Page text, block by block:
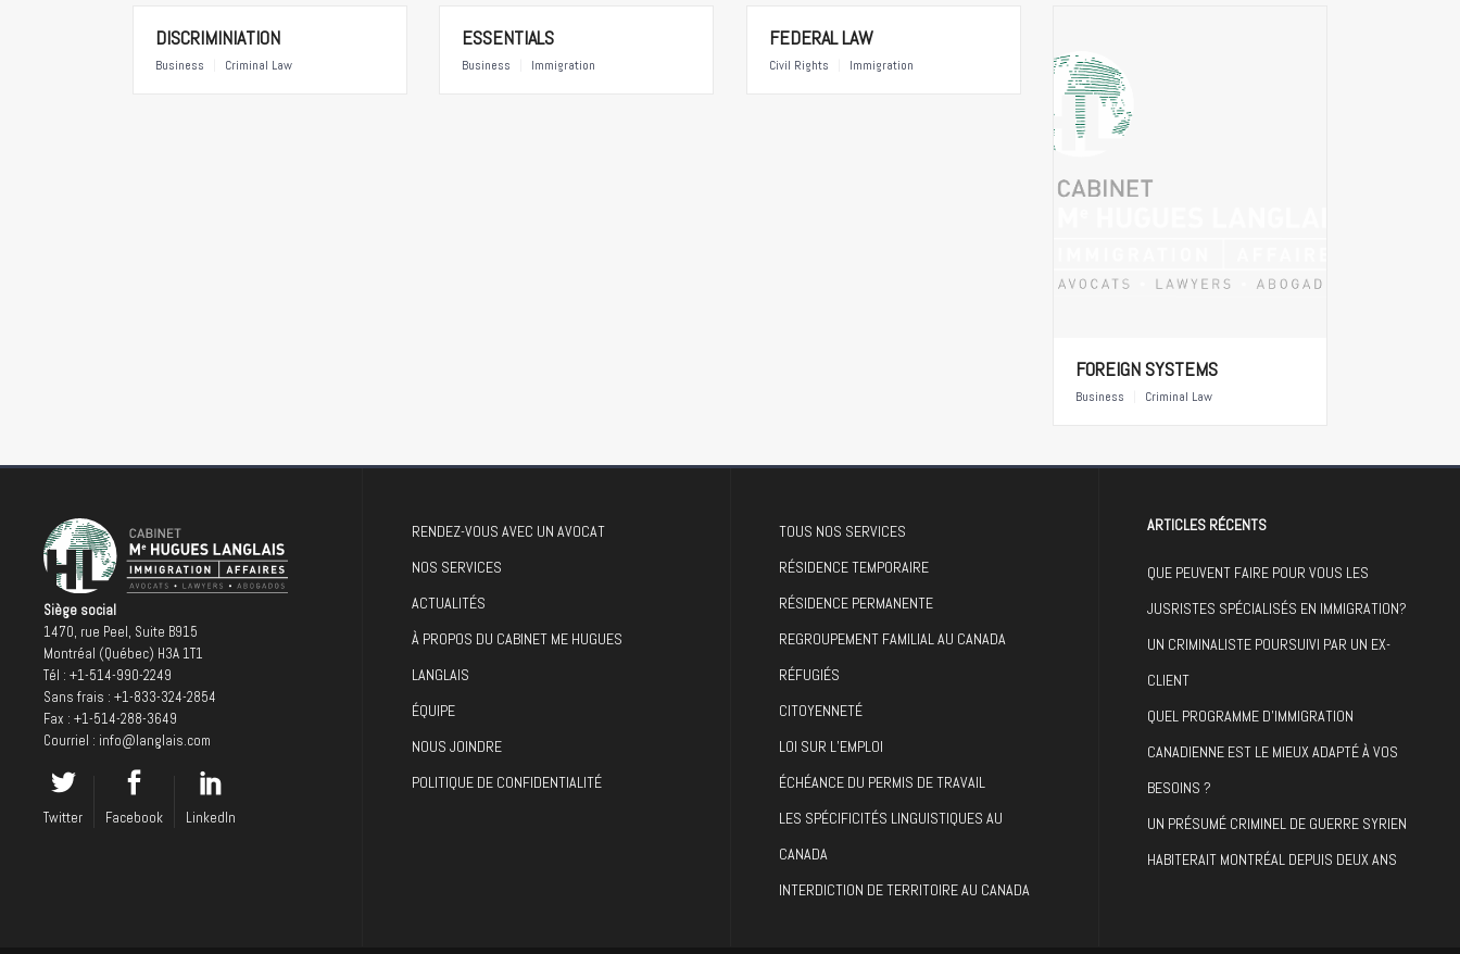
DISCRIMINIATION
Business Criminal Law
ESSENTIALS
Business Immigration
FEDERAL LAW
Civil Rights Immigration
FOREIGN SYSTEMS
Business Criminal Law
Siège social
1470, rue Peel, Suite B915
Montréal (Québec) H3A 1T1
Tél : +1-514-990-2249
Sans frais : +1-833-324-2854
Fax : +1-514-288-3649
Courriel : info@langlais.com
Twitter Facebook LinkedIn
RENDEZ-VOUS AVEC UN AVOCAT
NOS SERVICES
ACTUALITÉS
À PROPOS DU CABINET ME HUGUES
LANGLAIS
ÉQUIPE
NOUS JOINDRE
POLITIQUE DE CONFIDENTIALITÉ
TOUS NOS SERVICES
RÉSIDENCE TEMPORAIRE
RÉSIDENCE PERMANENTE
REGROUPEMENT FAMILIAL AU CANADA
RÉFUGIÉS
CITOYENNETÉ
LOI SUR L’EMPLOI
ÉCHÉANCE DU PERMIS DE TRAVAIL
LES SPÉCIFICITÉS LINGUISTIQUES AU
CANADA
INTERDICTION DE TERRITOIRE AU CANADA
ARTICLES RÉCENTS
QUE PEUVENT FAIRE POUR VOUS LES
JUSRISTES SPÉCIALISÉS EN IMMIGRATION?
UN CRIMINALISTE POURSUIVI PAR UN EX-
CLIENT
QUEL PROGRAMME D’IMMIGRATION
CANADIENNE EST LE MIEUX ADAPTÉ À VOS
BESOINS ?
UN PRÉSUMÉ CRIMINEL DE GUERRE SYRIEN
HABITERAIT MONTRÉAL DEPUIS DEUX ANS